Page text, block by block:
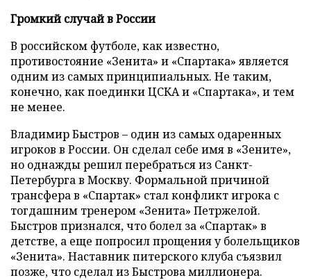
Громкий случай в России
В российском футболе, как известно,
противостояние «Зенита» и «Спартака» является
одним из самых принципиальных. Не таким,
конечно, как поединки ЦСКА и «Спартака», и тем
не менее.
Владимир Быстров – один из самых одаренных
игроков в России. Он сделал себе имя в «Зените»,
но однажды решил перебраться из Санкт-
Петербурга в Москву. Формальной причиной
трансфера в «Спартак» стал конфликт игрока с
тогдашним тренером «Зенита» Петржелой.
Быстров признался, что болел за «Спартак» в
детстве, а еще попросил прощения у болельщиков
«Зенита». Наставник питерского клуба съязвил
позже, что сделал из Быстрова миллионера.